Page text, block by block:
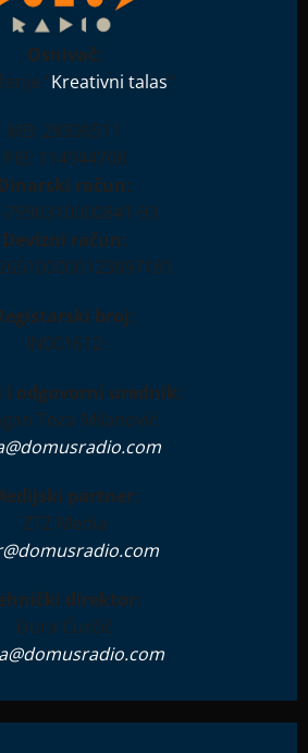
Osnivač:
"Kreativni talas"
MB: 28396511
PIB: 114944708
Dinarski račun:
7590310000841-93
Devizni račun:
broj:
IN001612
i odgovorni urednik:
Toza Milanović
partner:
ZTZ Media
direktor:
Đura Ćurčić